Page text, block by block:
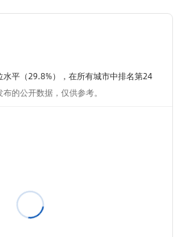
平（29.8%），在所有城市中排名第24
的公开数据，仅供参考。